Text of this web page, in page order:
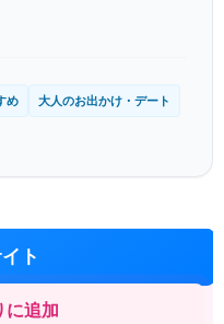
め 大人のお出かけ・デート
ト
に追加